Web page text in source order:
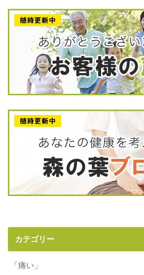
カテゴリー
「痛い」